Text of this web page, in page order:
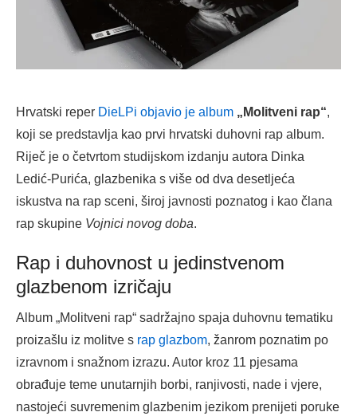
Hrvatski reper DieLPi objavio je album „Molitveni rap“,
koji se predstavlja kao prvi hrvatski duhovni rap album.
Riječ je o četvrtom studijskom izdanju autora Dinka
Ledić-Purića, glazbenika s više od dva desetljeća
iskustva na rap sceni, široj javnosti poznatog i kao člana
rap skupine Vojnici novog doba.
Rap i duhovnost u jedinstvenom
glazbenom izričaju
Album „Molitveni rap“ sadržajno spaja duhovnu tematiku
proizašlu iz molitve s rap glazbom, žanrom poznatim po
izravnom i snažnom izrazu. Autor kroz 11 pjesama
obrađuje teme unutarnjih borbi, ranjivosti, nade i vjere,
nastojeći suvremenim glazbenim jezikom prenijeti poruke